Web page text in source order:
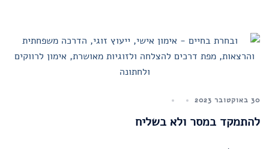
30 באוקטובר 2023
להתמקד במסר ולא בשליח